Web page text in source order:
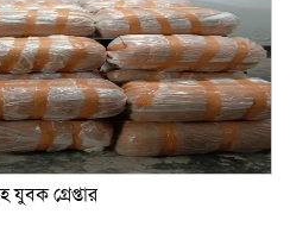
যুবক গ্রেপ্তার